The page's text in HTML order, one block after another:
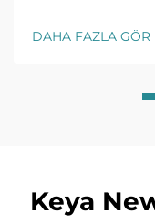
keşfedin. Şimdi
edinin.
DAHA FAZLA GÖR
Keya